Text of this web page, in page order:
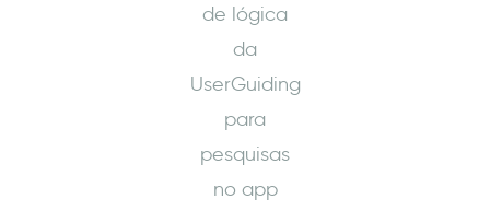
de lógica
da
UserGuiding
para
pesquisas
no app